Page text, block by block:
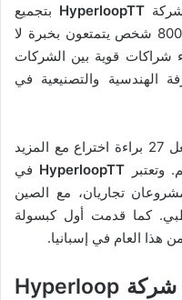
شركةHyperloopTT بتجميع
فريق من الخبراء يتألف من أكثر من 800 شخص يتمتعون بخبرة لا
قارات. وإنشاء شراكات قوية بين الشركات
الهندسية والتصنيعية في
بالفعل 27 براءة اختراع مع المزيد
وتعتبر HyperloopTT في
تجاريان، مع الصين
ظبي. كما قدمت أول كبسولة
كبسولة Hyperloop من شركة Hyperloop